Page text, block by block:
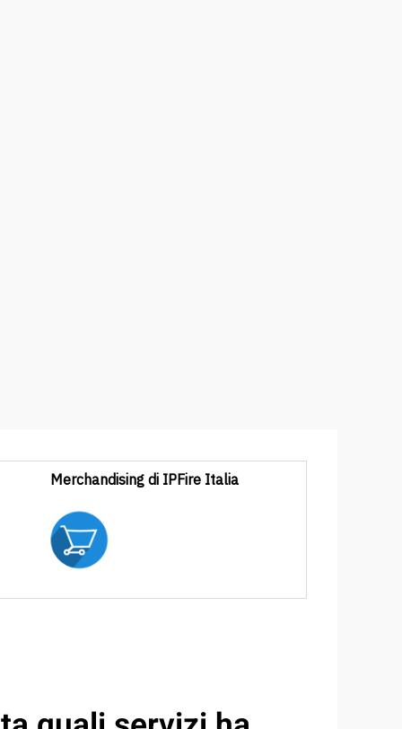
Merchandising di IPFire Italia